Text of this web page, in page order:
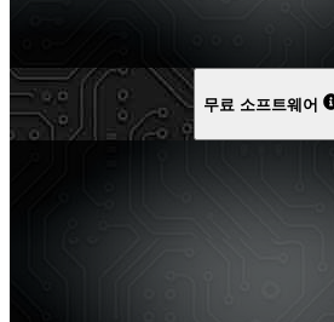
무료 소프트웨어